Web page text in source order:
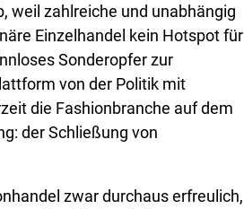
weil zahlreiche und unabhängig
Einzelhandel kein Hotspot für
Sonderopfer zur
von der Politik mit
die Fashionbranche auf dem
der Schließung von
zwar durchaus erfreulich,